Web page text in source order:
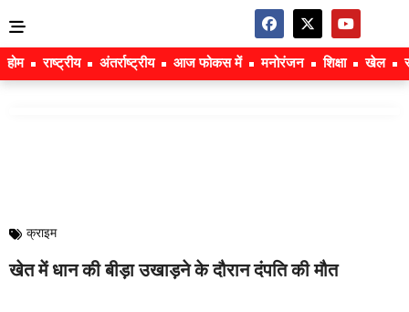
होम राष्ट्रीय अंतर्राष्ट्रीय आज फोकस में मनोरंजन शिक्षा खेल
क्राइम
खेत में धान की बीड़ा उखाड़ने के दौरान दंपति की मौत